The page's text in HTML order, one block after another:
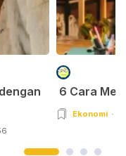
6 Cara
Ekonomi